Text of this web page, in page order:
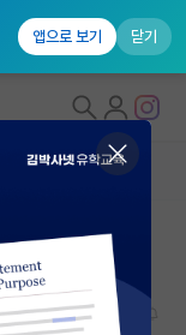
앱으로 보기 닫기